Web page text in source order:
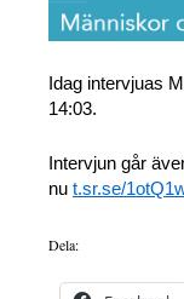
Idag intervjuas
14:03.
Intervjun går
nu t.sr.se/
Dela: